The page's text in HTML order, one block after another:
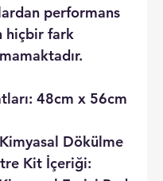
performans
hiçbir fark
48cm x 56cm
Dökülme
Kit İçeriği: